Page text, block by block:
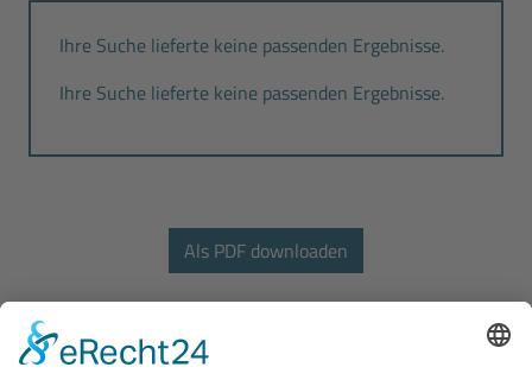
Ihre Suche lieferte keine passenden Ergebnisse.
Ihre Suche lieferte keine passenden Ergebnisse.